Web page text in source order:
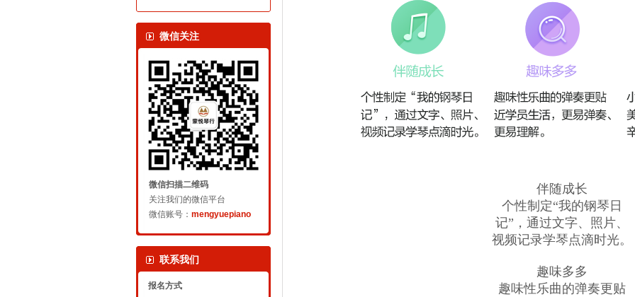
微信关注
微信扫描二维码
关注我们的微信平台
微信账号： mengyuepiano
联系我们
报名方式
伴随成长
个性制定“我的钢琴日
记”，通过文字、照片、
视频记录学琴点滴时光。
趣味多多
趣味性乐曲的弹奏更贴